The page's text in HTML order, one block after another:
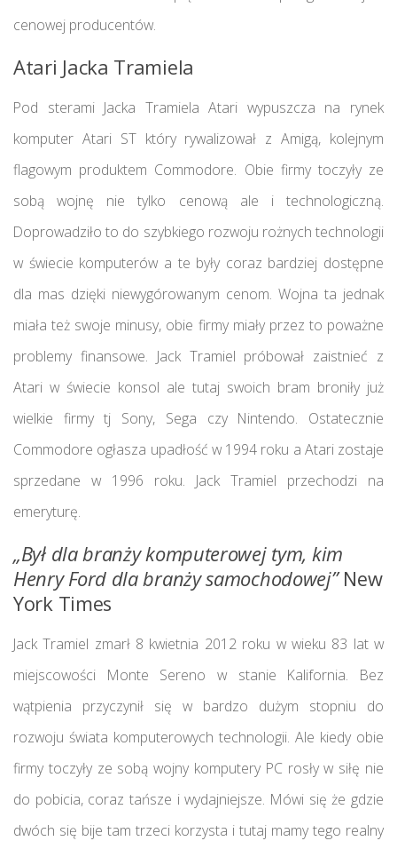
cenowej producentów.
Atari Jacka Tramiela
Pod sterami Jacka Tramiela Atari wypuszcza na rynek
komputer Atari ST który rywalizował z Amigą, kolejnym
flagowym produktem Commodore. Obie firmy toczyły ze
sobą wojnę nie tylko cenową ale i technologiczną.
Doprowadziło to do szybkiego rozwoju rożnych technologii
w świecie komputerów a te były coraz bardziej dostępne
dla mas dzięki niewygórowanym cenom. Wojna ta jednak
miała też swoje minusy, obie firmy miały przez to poważne
problemy finansowe. Jack Tramiel próbował zaistnieć z
Atari w świecie konsol ale tutaj swoich bram broniły już
wielkie firmy tj Sony, Sega czy Nintendo. Ostatecznie
Commodore ogłasza upadłość w 1994 roku a Atari zostaje
sprzedane w 1996 roku. Jack Tramiel przechodzi na
emeryturę.
„Był dla branży komputerowej tym, kim
Henry Ford dla branży samochodowej”New
York Times
Jack Tramiel zmarł 8 kwietnia 2012 roku w wieku 83 lat w
miejscowości Monte Sereno w stanie Kalifornia. Bez
wątpienia przyczynił się w bardzo dużym stopniu do
rozwoju świata komputerowych technologii. Ale kiedy obie
firmy toczyły ze sobą wojny komputery PC rosły w siłę nie
do pobicia, coraz tańsze i wydajniejsze. Mówi się że gdzie
dwóch się bije tam trzeci korzysta i tutaj mamy tego realny